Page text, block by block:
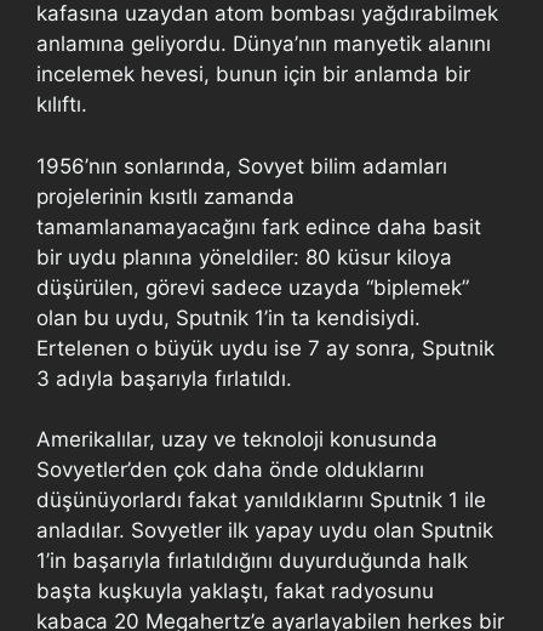
kafasına uzaydan atom bombası yağdırabilmek
anlamına geliyordu. Dünya’nın manyetik alanını
incelemek hevesi, bunun için bir anlamda bir
kılıftı.
1956’nın sonlarında, Sovyet bilim adamları
projelerinin kısıtlı zamanda
tamamlanamayacağını fark edince daha basit
bir uydu planına yöneldiler: 80 küsur kiloya
düşürülen, görevi sadece uzayda “biplemek”
olan bu uydu, Sputnik 1’in ta kendisiydi.
Ertelenen o büyük uydu ise 7 ay sonra, Sputnik
3 adıyla başarıyla fırlatıldı.
Amerikalılar, uzay ve teknoloji konusunda
Sovyetler’den çok daha önde olduklarını
düşünüyorlardı fakat yanıldıklarını Sputnik 1 ile
anladılar. Sovyetler ilk yapay uydu olan Sputnik
1’in başarıyla fırlatıldığını duyurduğunda halk
başta kuşkuyla yaklaştı, fakat radyosunu
kabaca 20 Megahertz’e ayarlayabilen herkes bir